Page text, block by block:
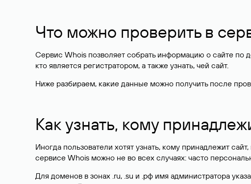
Что можно проверить в
Сервис Whois позволяет собрать информацию о сайте по
кто является регистратором, а также узнать, чей сайт.
Ниже разбираем, какие данные можно получить после
Как узнать, кому
Иногда пользователи хотят узнать, кому принадлежит
сервисе Whois можно не во всех случаях: часто
Для доменов в зонах .ru, .su и .рф имя администратора